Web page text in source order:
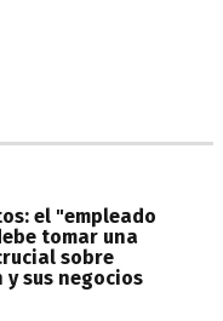
el "empleado
tomar una
sobre
y sus negocios